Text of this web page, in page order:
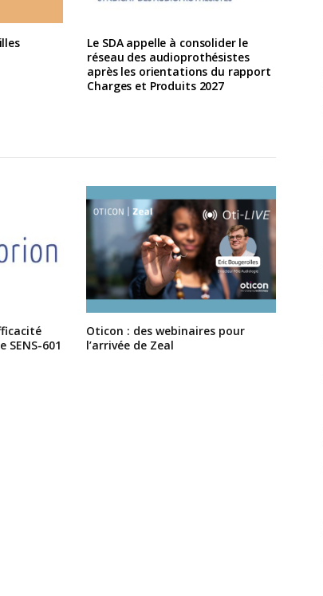
Le SDA appelle à consolider le
réseau des audioprothésistes
après les orientations du rapport
Charges et Produits 2027
SENS-601
Oticon : des webinaires pour
l’arrivée de Zeal